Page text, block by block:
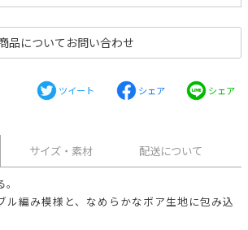
品についてお問い合わせ
ツイート シェア シェア
サイズ・素材 配送について
ル編み模様と、なめらかなボア生地に包み込